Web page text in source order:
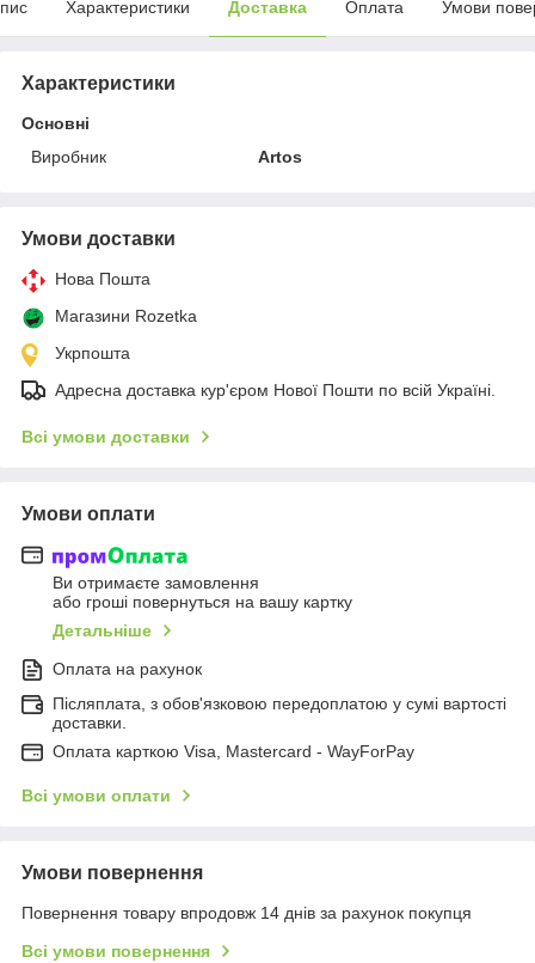
Характеристики Доставка Оплата Умови
Характеристики
Основні
Виробник
Artos
Умови доставки
Нова Пошта
Магазини Rozetka
Укрпошта
Адресна доставка кур'єром Нової Пошти по всій Україні.
Всі умови доставки
Умови оплати
Ви отримаєте замовлення
або гроші повернуться на вашу картку
Детальніше
Оплата на рахунок
Післяплата, з обов'язковою передоплатою у сумі вартості
доставки.
Оплата карткою Visa, Mastercard - WayForPay
Всі умови оплати
Умови повернення
Повернення товару впродовж 14 днів за рахунок покупця
Всі умови повернення